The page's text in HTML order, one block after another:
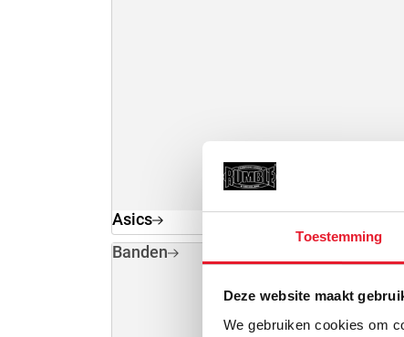
Toestemming
Deze website maakt
We gebruiken cookies om
Asics
Banden